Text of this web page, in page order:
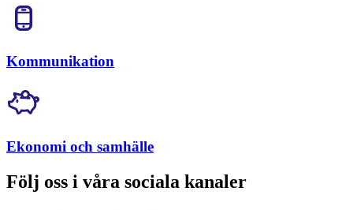
Kommunikation
Ekonomi och samhälle
Följ oss i våra sociala kanaler